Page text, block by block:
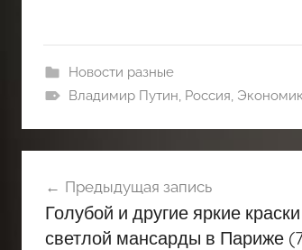
Новости разные
Владимир Путин, Россия,
по
записям
Предыдущая запись
Голубой и другие яркие
светлой мансарды в Париже